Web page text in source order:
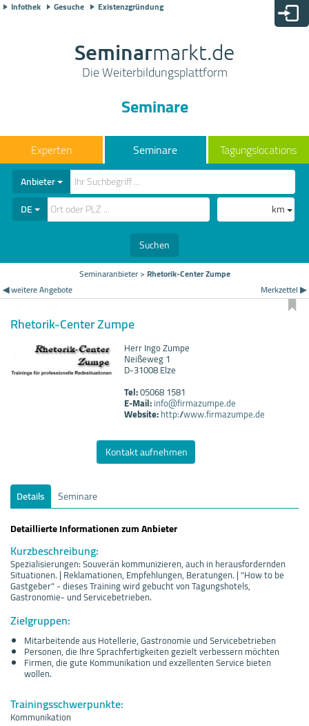
Infothek Gesuche Existenzgründung
Seminarmarkt.de
Die Weiterbildungsplattform
Seminare
Seminare Tagungslocations
Anbieter
DE
km
Suchen
Seminaranbieter> Rhetorik-Center Zumpe
◀ weitere Angebote
Merkzettel ▶
Rhetorik-Center Zumpe
Herr Ingo Zumpe
Neißeweg 1
D-31008 Elze
Tel:05068 1581
E-Mail:info@firmazumpe.de
Website:http://www.firmazumpe.de
Kontakt aufnehmen
Details
Seminare
Detaillierte Informationen zum Anbieter
Kurzbeschreibung:
Spezialisierungen: Souverän kommunizieren, auch in herausfordernden
Situationen. | Reklamationen, Empfehlungen, Beratungen. | "How to be
Gastgeber" - dieses Training wird gebucht von Tagungshotels,
Gastronomie- und Servicebetrieben.
Zielgruppen:
Mitarbeitende aus Hotellerie, Gastronomie und Servicebetrieben
Personen, die Ihre Sprachfertigkeiten gezielt verbessern möchten
Firmen, die gute Kommunikation und exzellenten Service bieten
wollen.
Trainingsschwerpunkte:
Kommunikation